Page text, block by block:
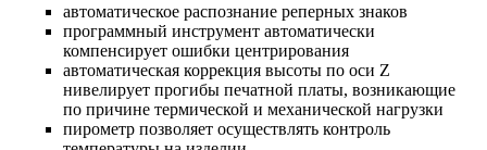
автоматическое распознание реперных знаков
программный инструмент автоматически
компенсирует ошибки центрирования
автоматическая коррекция высоты по оси Z
нивелирует прогибы печатной платы, возникающие
по причине термической и механической нагрузки
пирометр позволяет осуществлять контроль